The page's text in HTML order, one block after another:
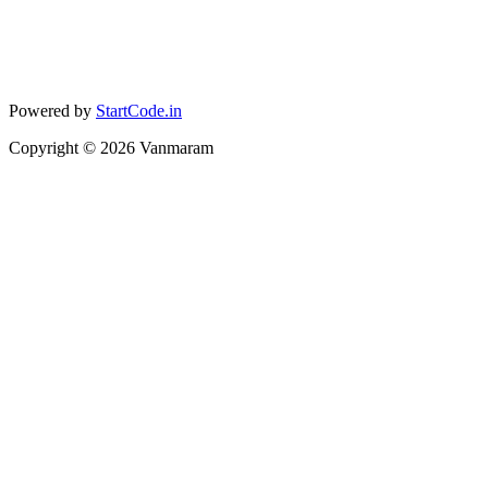
Powered by StartCode.in
Copyright © 2026 Vanmaram